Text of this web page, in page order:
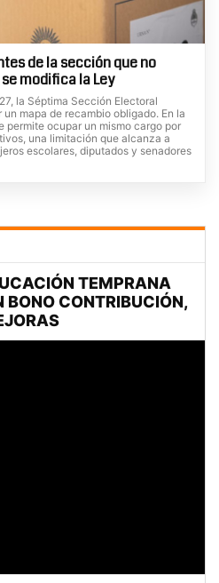
de la sección que no
modifica la Ley
la Séptima Sección Electoral
mapa de recambio obligado. En la
permite ocupar un mismo cargo por
una limitación que alcanza a
escolares, diputados y senadores